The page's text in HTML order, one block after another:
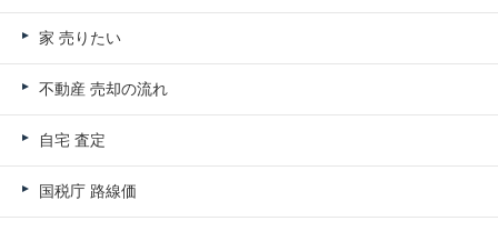
家 売りたい
不動産 売却の流れ
自宅 査定
国税庁 路線価